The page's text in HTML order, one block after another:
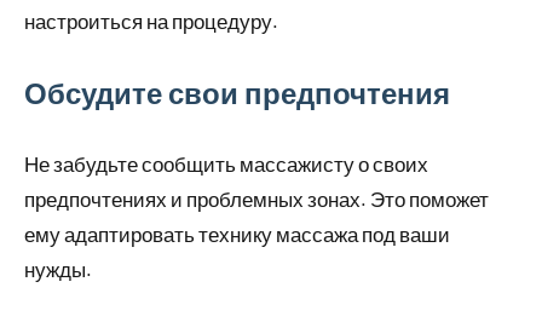
настроиться на процедуру.
Обсудите свои предпочтения
Не забудьте сообщить массажисту о своих
предпочтениях и проблемных зонах. Это поможет
ему адаптировать технику массажа под ваши
нужды.